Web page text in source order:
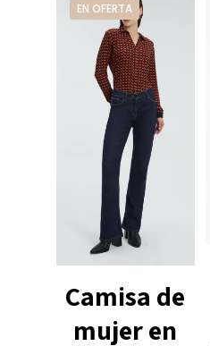
EN OFERTA
Camisa de
mujer en